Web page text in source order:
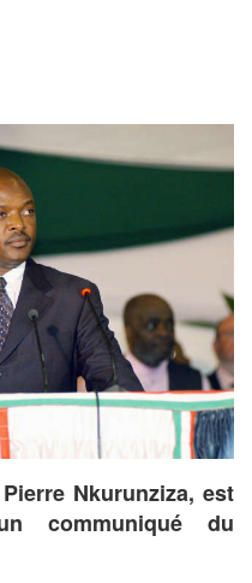
Nkurunziza, est
communiqué du